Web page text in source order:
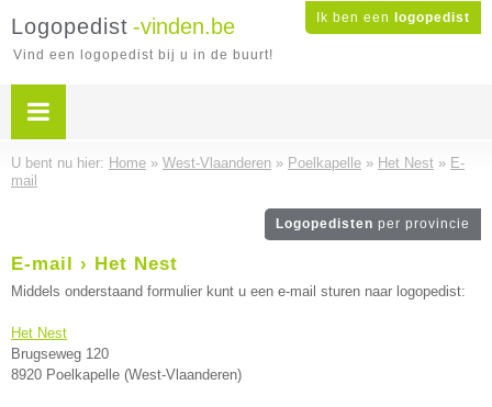
Ik ben een logopedist
Logopedist -vinden.be
Vind een logopedist bij u in de buurt!
U bent nu hier: Home » West-Vlaanderen » Poelkapelle » Het Nest » E-
mail
Logopedisten per provincie
E-mail › Het Nest
Middels onderstaand formulier kunt u een e-mail sturen naar logopedist:
Het Nest
Brugseweg 120
8920 Poelkapelle (West-Vlaanderen)